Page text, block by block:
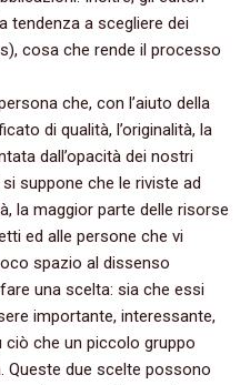
tendenza a scegliere dei
‬cosa che rende il processo
che,‭ ‬con l’aiuto della
di qualità,‭ ‬l’originalità,‭ ‬la
dall’opacità dei nostri
suppone che le riviste ad
‬la maggior parte delle risorse
ed alle persone che vi
spazio al dissenso
una scelta:‭ ‬sia che essi
importante,‭ ‬interessante,‭
ciò che un piccolo gruppo
‬Queste due scelte possono